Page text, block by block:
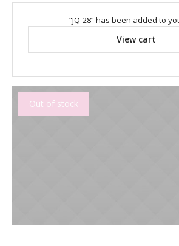
“JQ-28” has been added to
View cart
Out of stock